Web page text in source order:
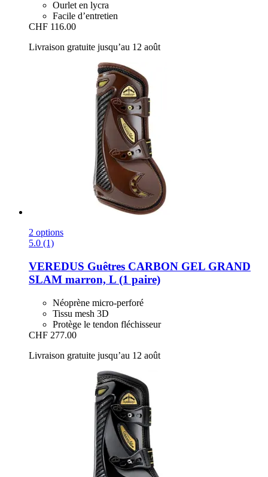
Ourlet en lycra
Facile d’entretien
CHF 116.00
Livraison gratuite jusqu’au 12 août
2 options
5.0 (1)
VEREDUS Guêtres CARBON GEL GRAND
SLAM marron, L (1 paire)
Néoprène micro-perforé
Tissu mesh 3D
Protège le tendon fléchisseur
CHF 277.00
Livraison gratuite jusqu’au 12 août